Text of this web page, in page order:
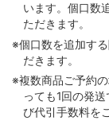
います。個口数
ただきます。
※個口数を追加す
だきます。
※複数商品ご予約
っても1回の発
び代引手数料を